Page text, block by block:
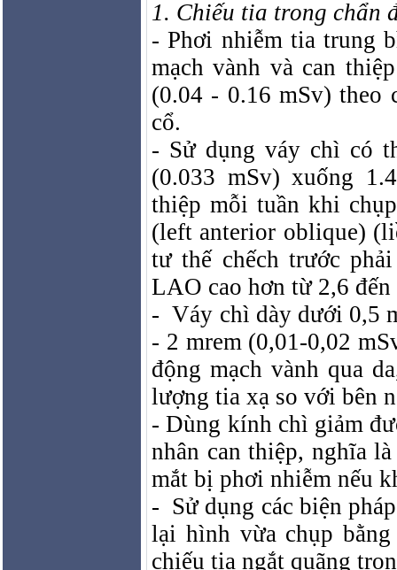
1. Chiếu tia trong chẩn
- Phơi nhiễm tia trung
mạch vành và can
(0.04 - 0.16 mSv) theo
cổ.
- Sử dụng váy chì có
(0.033 mSv) xuống
thiệp mỗi tuần khi
(left anterior oblique)
tư thế chếch trước
LAO cao hơn từ 2,6
- Váy chì dày dưới 0,5
- 2 mrem (0,01-0,02
động mạch vành qua
lượng tia xạ so với bên
- Dùng kính chì giảm
nhân can thiệp, nghĩa
mắt bị phơi nhiễm nếu
- Sử dụng các biện
lại hình vừa chụp
chiếu tia ngắt quãng